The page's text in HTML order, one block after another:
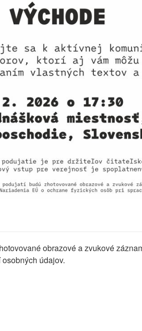
obrazové a zvukové
údajov.